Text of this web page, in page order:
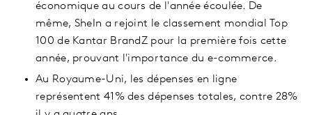
économique au cours de l'année écoulée. De
même, SheIn a rejoint le classement mondial Top
100 de Kantar BrandZ pour la première fois cette
année, prouvant l'importance du e-commerce.
Au Royaume-Uni, les dépenses en ligne
représentent 41% des dépenses totales, contre 28%